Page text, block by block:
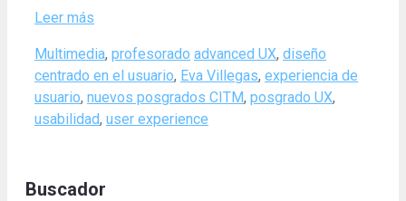
Leer más
Categories
Multimedia, profesorado Tags
advanced UX, diseño
centrado en el usuario, Eva Villegas, experiencia de
usuario, nuevos posgrados CITM, posgrado UX,
usabilidad, user experience
Buscador